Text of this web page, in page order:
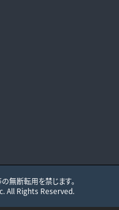
無断転用を禁じます。
All Rights Reserved.